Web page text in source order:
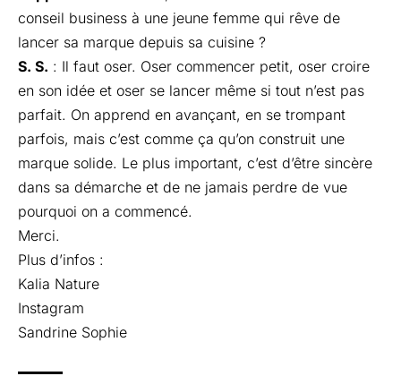
conseil business à une jeune femme qui rêve de
lancer sa marque depuis sa cuisine ?
S. S. : Il faut oser. Oser commencer petit, oser croire
en son idée et oser se lancer même si tout n’est pas
parfait. On apprend en avançant, en se trompant
parfois, mais c’est comme ça qu’on construit une
marque solide. Le plus important, c’est d’être sincère
dans sa démarche et de ne jamais perdre de vue
pourquoi on a commencé.
Merci.
Plus d’infos :
Kalia Nature
Instagram
Sandrine Sophie